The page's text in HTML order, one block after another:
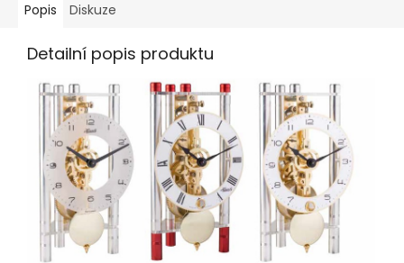
Popis Diskuze
Detailní popis produktu